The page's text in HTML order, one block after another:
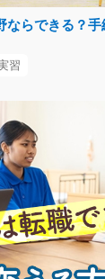
務のお仕事/
…
気になる
ならできる？
習